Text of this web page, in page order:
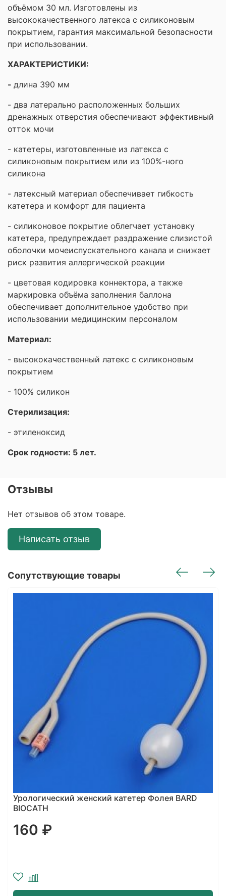
объёмом 30 мл. Изготовлены из
высококачественного латекса с силиконовым
покрытием, гарантия максимальной безопасности
при использовании.
ХАРАКТЕРИСТИКИ:
- длина 390 мм
- два латерально расположенных больших
дренажных отверстия обеспечивают эффективный
отток мочи
- катетеры, изготовленные из латекса с
силиконовым покрытием или из 100%-ного
силикона
- латексный материал обеспечивает гибкость
катетера и комфорт для пациента
- силиконовое покрытие облегчает установку
катетера, предупреждает раздражение слизистой
оболочки мочеиспускательного канала и снижает
риск развития аллергической реакции
- цветовая кодировка коннектора, а также
маркировка объёма заполнения баллона
обеспечивает дополнительное удобство при
использовании медицинским персоналом
Материал:
- высококачественный латекс с силиконовым
покрытием
- 100% силикон
Стерилизация:
- этиленоксид
Срок годности: 5 лет.
Отзывы
Нет отзывов об этом товаре.
Написать отзыв
Сопутствующие товары
Урологический женский катетер Фолея BARD
BIOCATH
160 ₽